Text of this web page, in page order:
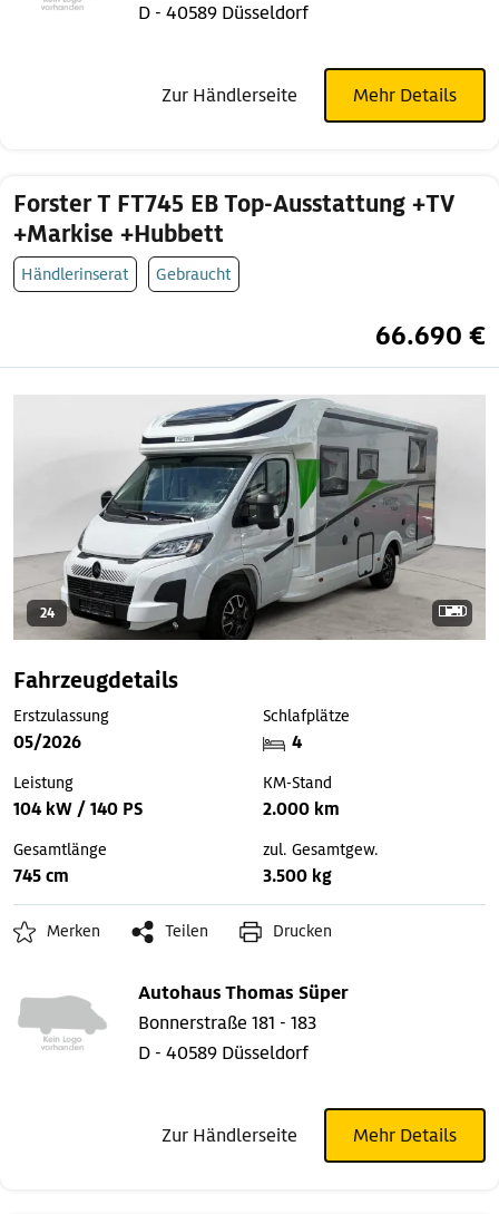
D - 40589 Düsseldorf
Zur Händlerseite Mehr Details
Forster T FT745 EB Top-Ausstattung +TV
+Markise +Hubbett
Händlerinserat Gebraucht
66.690 €
24
Fahrzeugdetails
Erstzulassung
05/2026
Schlafplätze
4
Leistung
104 kW / 140 PS
KM-Stand
2.000 km
Gesamtlänge
745 cm
zul. Gesamtgew.
3.500 kg
Merken Teilen Drucken
Autohaus Thomas Süper
Bonnerstraße 181 - 183
D - 40589 Düsseldorf
Zur Händlerseite Mehr Details